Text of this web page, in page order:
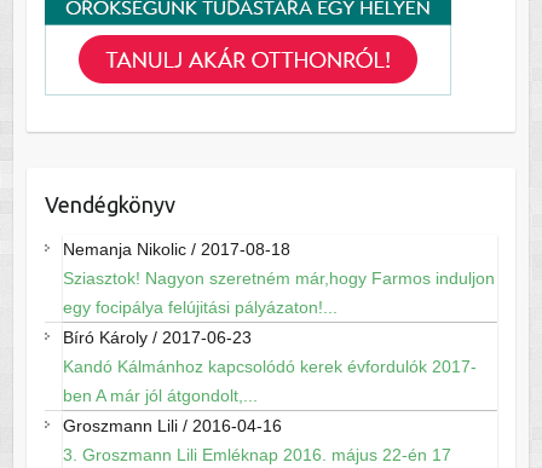
Vendégkönyv
Nemanja Nikolic/ 2017-08-18
Sziasztok! Nagyon szeretném már,hogy Farmos induljon
egy focipálya felújitási pályázaton!...
Bíró Károly/ 2017-06-23
Kandó Kálmánhoz kapcsolódó kerek évfordulók 2017-
ben A már jól átgondolt,...
Groszmann Lili/ 2016-04-16
3. Groszmann Lili Emléknap 2016. május 22-én 17